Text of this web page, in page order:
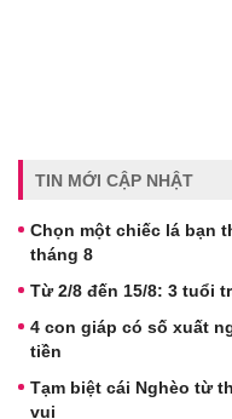
TIN MỚI CẬP NHẬT
Chọn một chiếc lá bạn
tháng 8
Từ 2/8 đến 15/8: 3 tuổi
4 con giáp có số xuất
tiền
Tạm biệt cái Nghèo từ
vui